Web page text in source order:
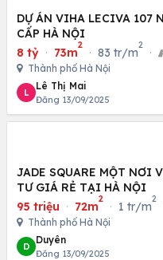
DỰ ÁN VIHA LECIVA 107
CẤP HÀ NỘI
8 tỷ · 73m
2
· 83 tr/m
2
·
Thành phố Hà Nội
L
Lê Thị Mai
Đăng 13/09/2025
JADE SQUARE MỘT NƠI
TƯ GIÁ RẺ TẠI HÀ NỘI
95 triệu · 72m
2
· 1 tr/m
2
Thành phố Hà Nội
D
Duyên
Đăng 13/09/2025